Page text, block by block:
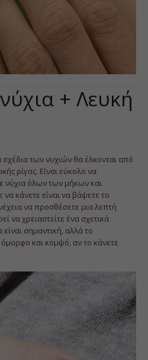
+ Λευκή
των νυχιών θα έλκονται από
ρίγας. Είναι εύκολο να
νύχια όλων των μήκων και
κάνετε είναι να βάψετε το
να προσθέσετε μια λεπτή
να χρειαστείτε ένα σχετικά
είναι σημαντική, αλλά το
όμορφο και κομψό, αν το κάνετε